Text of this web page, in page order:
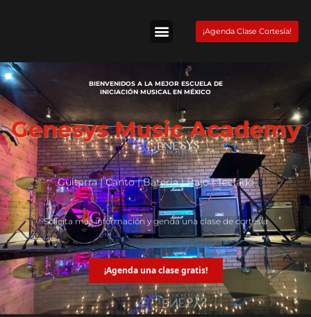
¡Agenda Clase Cortesía!
BIENVENIDOS A LA MEJOR ESCUELA DE
INICIACIÓN MUSICAL EN MÉXICO
Genesys Music Academy
Guitarra | Canto | Batería | Bajo | Teclado
Solicita más información y genda una clase de cortesía
¡Agenda una clase gratis!